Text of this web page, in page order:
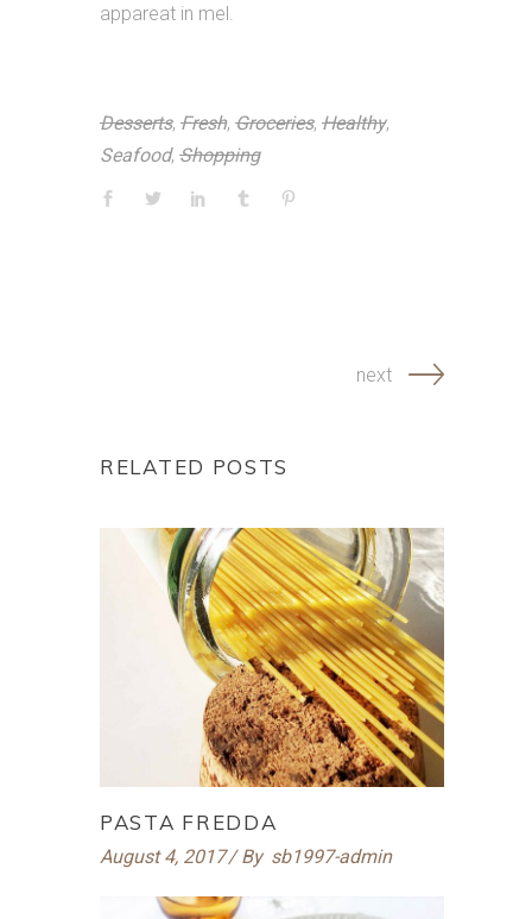
appareat in mel.
Desserts, Fresh, Groceries, Healthy,
Seafood, Shopping
next
RELATED POSTS
PASTA FREDDA
August 4, 2017 By sb1997-admin